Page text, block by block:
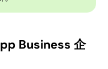
Business 企